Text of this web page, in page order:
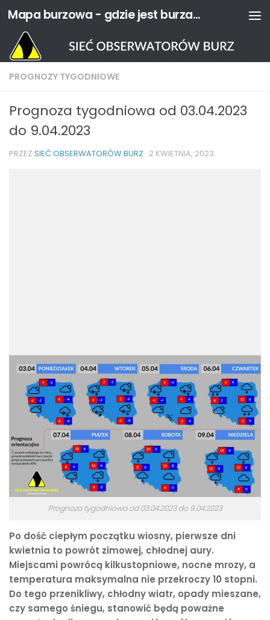
Przejdź do treści Mapa burzowa - gdzie jest burza? | Sieć Obserwatorów Burz
PROGNOZY TYGODNIOWE
Prognoza tygodniowa od 03.04.2023
do 9.04.2023
PRZEZ SIEĆ OBSERWATORÓW BURZ · 2 KWIETNIA, 2023
Prognoza tygodniowa od 03.04.2023 do 9.04.2023
Po dość ciepłym początku wiosny, pierwsze dni
kwietnia to powrót zimowej, chłodnej aury.
Miejscami powrócą kilkustopniowe, nocne mrozy, a
temperatura maksymalna nie przekroczy 10 stopni.
Do tego przenikliwy, chłodny wiatr, opady mieszane,
czy samego śniegu, stanowić będą poważne